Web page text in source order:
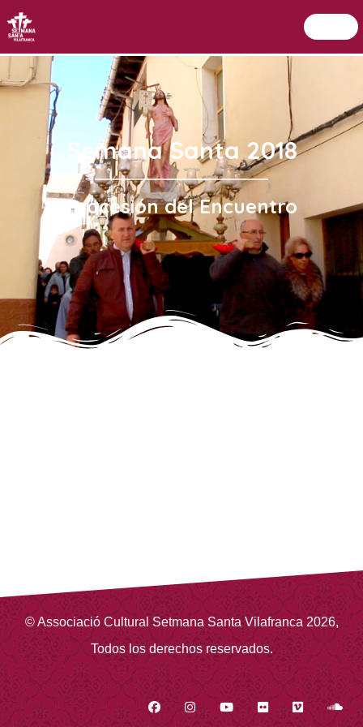
Setmana Santa Vilafranca
Semana Santa 2018
Procesión del Encuentro
©Associació Cultural Setmana Santa Vilafranca 2026,
Todos los derechos reservados.